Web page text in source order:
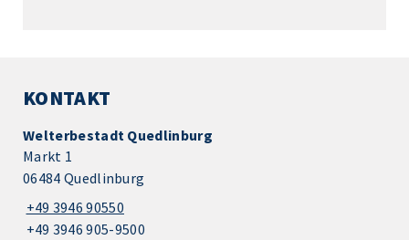
KONTAKT
Welterbestadt Quedlinburg
Markt 1
06484 Quedlinburg
+49 3946 90550
+49 3946 905-9500